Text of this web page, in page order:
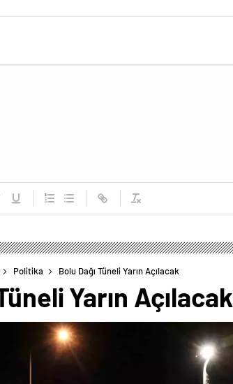
Politika Bolu Dağı Tüneli Yarın Açılacak
Yarın Açılacak